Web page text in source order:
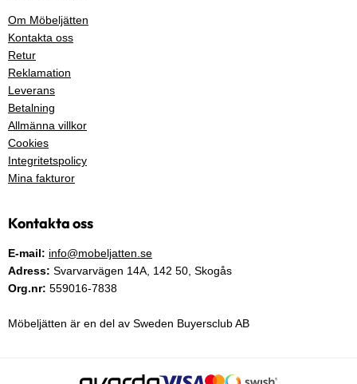
Om Möbeljätten
Kontakta oss
Retur
Reklamation
Leverans
Betalning
Allmänna villkor
Cookies
Integritetspolicy
Mina fakturor
Kontakta oss
E-mail: info@mobeljatten.se
Adress: Svarvarvägen 14A, 142 50 , Skogås
Org.nr: 559016-7838
Möbeljätten är en del av Sweden Buyersclub AB